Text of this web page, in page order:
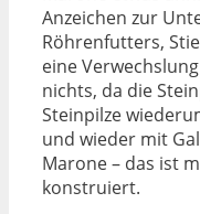
Anzeichen zur
Röhrenfutters,
eine
nichts, da die
Steinpilze
und wieder mit
Marone – das ist
konstruiert.